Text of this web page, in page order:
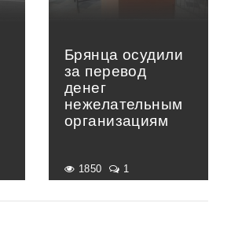
Брянца осудили
за перевод
денег
нежелательным
организациям
1850 1